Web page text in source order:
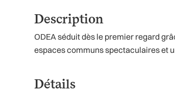
Description
ODEA séduit dès le premier regard
espaces communs spectaculaires et
Détails